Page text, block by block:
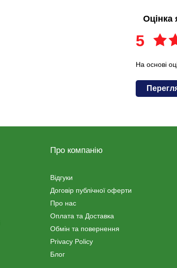
Оцінка
5
На основі
Про компанію
Відгуки
Договір публічної оферти
Про нас
Оплата та Доставка
Обмін та повернення
Privacy Policy
Блог